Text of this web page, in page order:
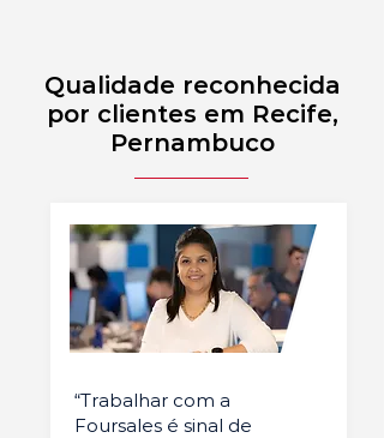
Qualidade reconhecida
por clientes em Recife,
Pernambuco
“Trabalhar com a
Foursales é sinal de